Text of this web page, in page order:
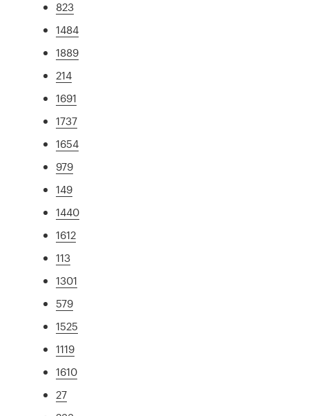
823
1484
1889
214
1691
1737
1654
979
149
1440
1612
113
1301
579
1525
1119
1610
27